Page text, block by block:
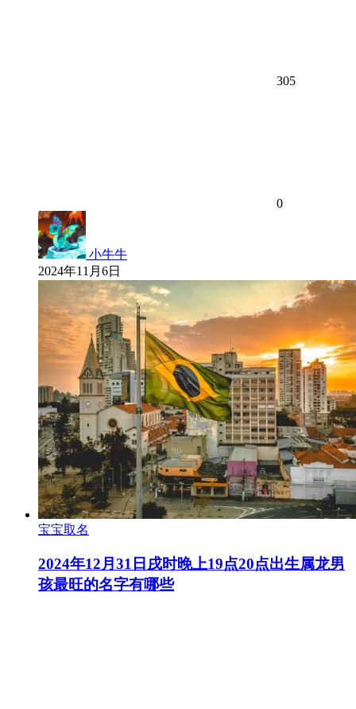
305
0
小牛牛
2024年11月6日
宝宝取名
2024年12月31日戌时晚上19点20点出生属龙男
孩最旺的名字有哪些